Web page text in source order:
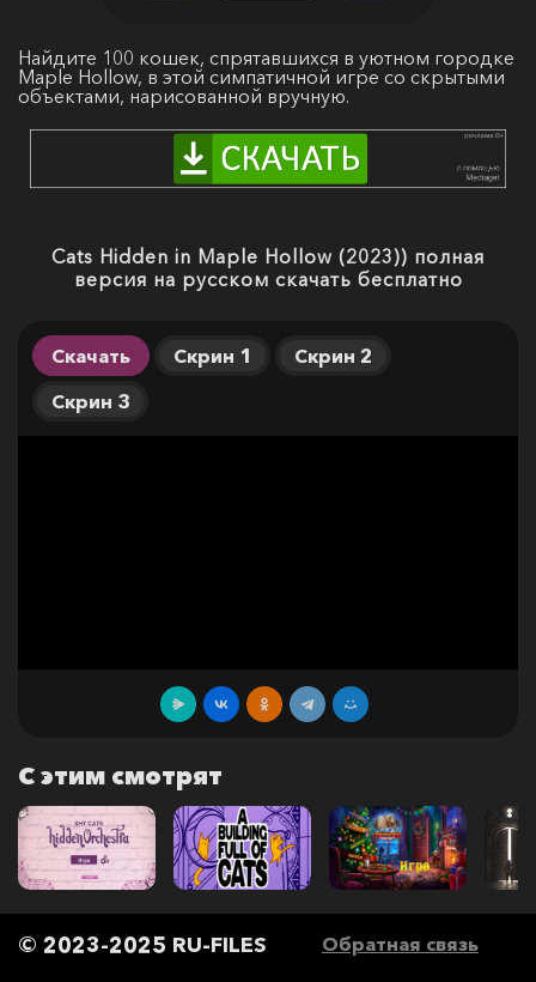
Найдите 100 кошек, спрятавшихся в уютном городке
Maple Hollow, в этой симпатичной игре со скрытыми
объектами, нарисованной вручную.
Cats Hidden in Maple Hollow (2023)) полная
версия на русском скачать бесплатно
Скачать Скрин 1
Скрин 2
Скрин 3
С этим смотрят
© 2023-2025 RU-FILES Обратная связь